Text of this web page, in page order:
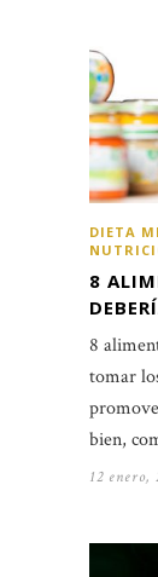
DIETA
8
8
tomar
bien,
12 enero,